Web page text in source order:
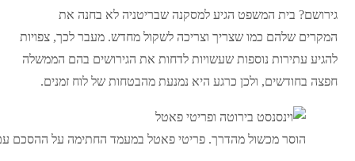
גירושם? בית המשפט הגיע למסקנה שבריטניה לא בחנה את
המקרים שלהם כמו שצריך וצריכה לשקול מחדש. מעבר לכך, צפויות
להגיע עתירות נוספות שעשויות לדחות את הגירושים בהם הממשלה
חפצה בחודשים, ולכן כרגע היא נמנעת מהבטחות של לוח זמנים.
הוסר מכשול מהדרך. פריטי פאטל במעמד החתימה על ההסכם